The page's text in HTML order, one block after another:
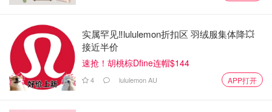
实属罕见‼️lululemon折扣区 羽绒服集体降💥
接近半价
速抢！胡桃棕Dfine连帽$144
4 lululemon AU APP打开